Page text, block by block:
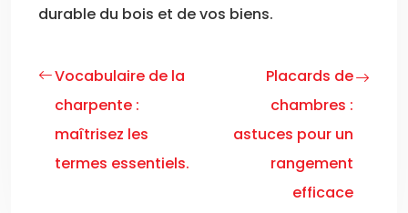
durable du bois et de vos biens.
Vocabulaire de la
charpente :
maîtrisez les
termes essentiels.
Placards de
chambres :
astuces pour un
rangement
efficace